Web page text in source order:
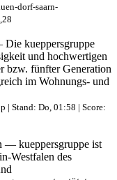
dorf-saarn-
kueppersgruppe
und hochwertigen
bzw. fünfter Generation
im Wohnungs- und
| Stand: Do, 01:58 | Score:
— kueppersgruppe ist
Westfalen des